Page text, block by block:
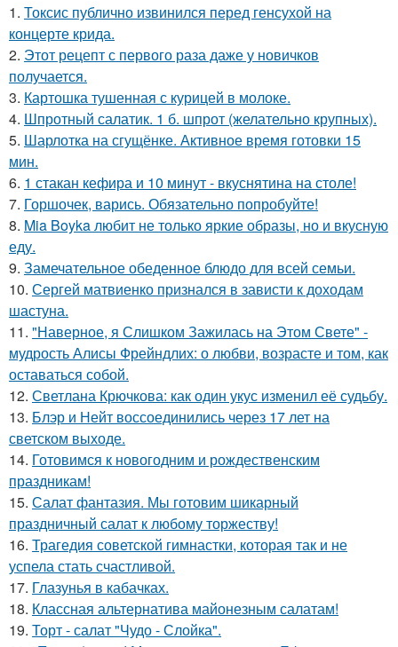
1. Токсис публично извинился перед генсухой на
концерте крида.
2. Этот рецепт с первого раза даже у новичков
получается.
3. Картошка тушенная с курицей в молоке.
4. Шпротный салатик. 1 б. шпрот (желательно крупных).
5. Шарлотка на сгущёнке. Активное время готовки 15
мин.
6. 1 стакан кефира и 10 минут - вкуснятина на столе!
7. Горшочек, варись. Обязательно попробуйте!
8. Mia Boyka любит не только яркие образы, но и вкусную
еду.
9. Замечательное обеденное блюдо для всей семьи.
10. Сергей матвиенко признался в зависти к доходам
шастуна.
11. "Наверное, я Слишком Зажилась на Этом Свете" -
мудрость Алисы Фрейндлих: о любви, возрасте и том, как
оставаться собой.
12. Светлана Крючкова: как один укус изменил её судьбу.
13. Блэр и Нейт воссоединились через 17 лет на
светском выходе.
14. Готовимся к новогодним и рождественским
праздникам!
15. Салат фантазия. Мы готовим шикарный
праздничный салат к любому торжеству!
16. Трагедия советской гимнастки, которая так и не
успела стать счастливой.
17. Глазунья в кабачках.
18. Классная альтернатива майонезным салатам!
19. Торт - салат "Чудо - Слойка".